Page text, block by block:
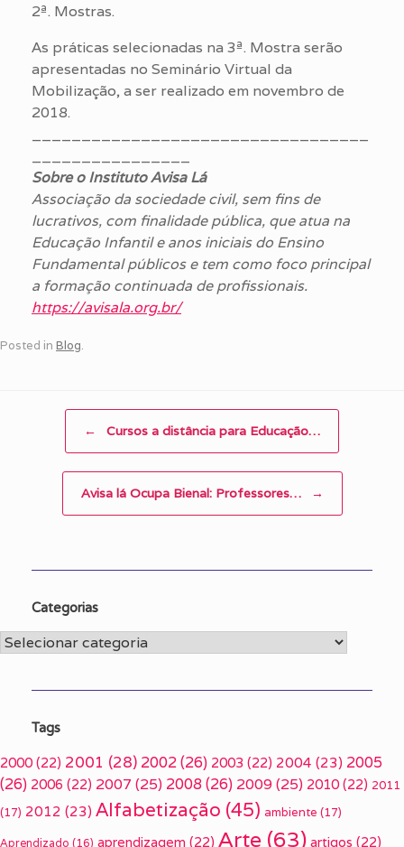
2ª. Mostras.
As práticas selecionadas na 3ª. Mostra serão
apresentadas no Seminário Virtual da
Mobilização, a ser realizado em novembro de
2018.
Sobre o Instituto Avisa Lá
Associação da sociedade civil, sem fins de
lucrativos, com finalidade pública, que atua na
Educação Infantil e anos iniciais do Ensino
Fundamental públicos e tem como foco principal
a formação continuada de profissionais.
https://avisala.org.br/
Posted in Blog.
Post navigation
← Cursos a distância para Educação…
Avisa lá Ocupa Bienal: Professores… →
Categorias
Categorias
Tags
2000 (22) 2001 (28) 2002(26) 2003 (22) 2004 (23) 2005
(26) 2006 (22) 2007 (25) 2008(26) 2009(25) 2010 (22) 2011
(17) 2012 (23) Alfabetização (45) ambiente (17)
Aprendizado (16) aprendizagem (22) Arte (63) artigos (22)